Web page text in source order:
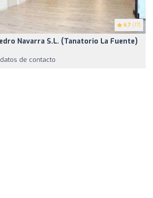
4.7 (17)
Navarra S.L. (Tanatorio La Fuente)
de contacto